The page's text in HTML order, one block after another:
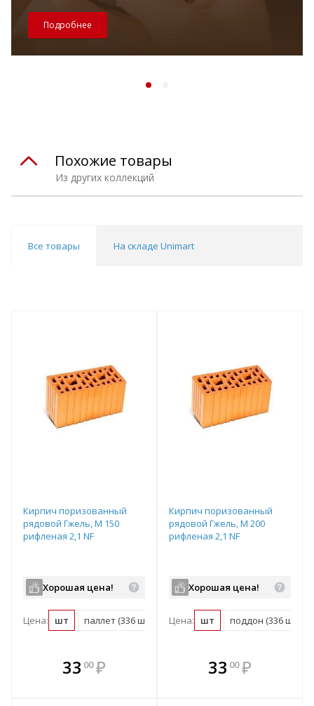
Подробнее
Из других коллекций
Похожие товары
Все товары На складе Unimart
Кирпич поризованный
рядовой Гжель, М 150
рифленая 2,1 NF
Хорошая цена!
Цена: шт паллет (336 шт)
33 00 ₽
В комплекте
всегда выгоднее!
Кирпич поризованный
рядовой Гжель, М 200
рифленая 2,1 NF
Хорошая цена!
Цена: шт поддон (336 шт)
В комплекте
всегда выгоднее!
33 00 ₽